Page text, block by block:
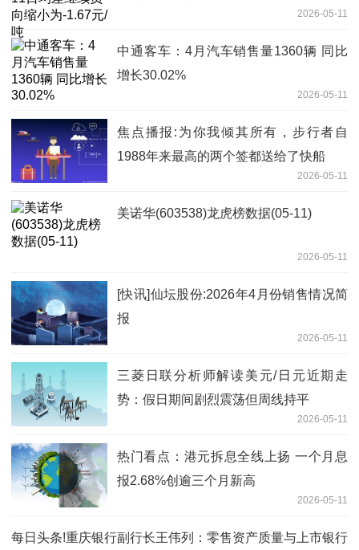
2026-05-11
中通客车：4月汽车销售量1360辆 同比
增长30.02%
2026-05-11
焦点播报:为你我倾其所有，步行者自
1988年来最高的两个签都送给了快船
2026-05-11
美诺华(603538)龙虎榜数据(05-11)
2026-05-11
[快讯]仙坛股份:2026年4月份销售情况简
报
2026-05-11
三菱日联分析师解读美元/日元近期走
势：假日期间剧烈震荡但周线持平
2026-05-11
热门看点：港元拆息全线上扬 一个月息
报2.68%创逾三个月新高
2026-05-11
每日头条!重庆银行副行长王伟列：零售资产质量与上市银行